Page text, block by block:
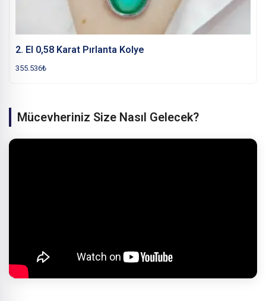
2. El 0,58 Karat Pırlanta Kolye
355.536₺
Mücevheriniz Size Nasıl Gelecek?